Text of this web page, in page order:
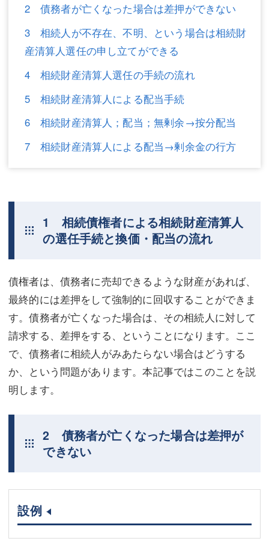
離婚（夫婦間トラブル）
企業法務
労働問題（解雇，残業等）
マスコミ取材・実績
東京事務所 (新宿・四谷)
埼玉事務所 (さいたま市)
川口事務所（埼玉県川口市）
企業法務
労働問題（解雇，残業等）
刑事弁護
マスコミ取材・実績
アクセス
埼玉事務所 (さいたま市)
川口事務所（埼玉県川口市）
お問い合せフォーム
2 債務者が亡くなった場合は差押ができない
3 相続人が不存在、不明、という場合は相続財
産清算人選任の申し立てができる
4 相続財産清算人選任の手続の流れ
5 相続財産清算人による配当手続
6 相続財産清算人；配当；無剰余→按分配当
7 相続財産清算人による配当→剰余金の行方
1 相続債権者による相続財産清算人
の選任手続と換価・配当の流れ
債権者は、債務者に売却できるような財産があれば、
最終的には差押をして強制的に回収することができま
す。債務者が亡くなった場合は、その相続人に対して
請求する、差押をする、ということになります。ここ
で、債務者に相続人がみあたらない場合はどうする
か、という問題があります。本記事ではこのことを説
明します。
2 債務者が亡くなった場合は差押が
できない
設例